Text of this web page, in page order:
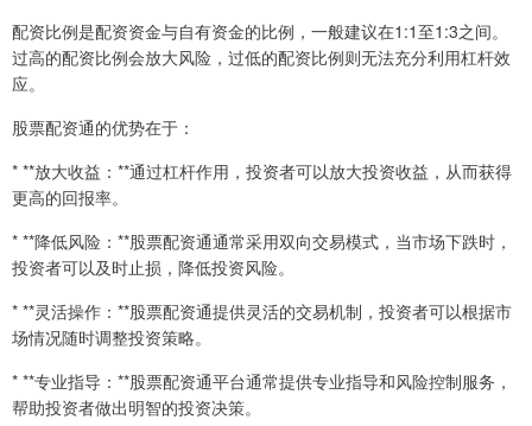
配资比例是配资资金与自有资金的比例，一般建议在1:1至1:3之间。
过高的配资比例会放大风险，过低的配资比例则无法充分利用杠杆效
应。
股票配资通的优势在于：
* **放大收益：**通过杠杆作用，投资者可以放大投资收益，从而获得
更高的回报率。
* **降低风险：**股票配资通通常采用双向交易模式，当市场下跌时，
投资者可以及时止损，降低投资风险。
* **灵活操作：**股票配资通提供灵活的交易机制，投资者可以根据市
场情况随时调整投资策略。
* **专业指导：**股票配资通平台通常提供专业指导和风险控制服务，
帮助投资者做出明智的投资决策。